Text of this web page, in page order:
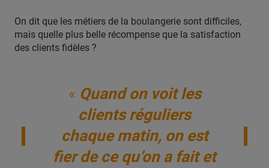
On dit que les métiers de la boulangerie sont difficiles,
mais quelle plus belle récompense que la satisfaction
des clients fidèles ?
« Quand on voit les
clients réguliers
chaque matin, on est
fier de ce qu’on a fait et